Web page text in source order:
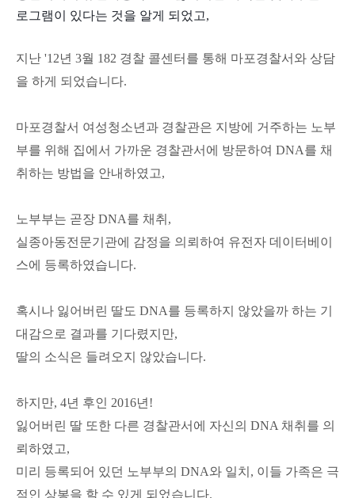
로그램이 있다는 것을 알게 되었고,
지난 '12년 3월 182 경찰 콜센터를 통해 마포경찰서와 상담
을 하게 되었습니다.
마포경찰서 여성청소년과 경찰관은 지방에 거주하는 노부
부를 위해 집에서 가까운 경찰관서에 방문하여 DNA를 채
취하는 방법을 안내하였고,
노부부는 곧장 DNA를 채취 ,
실종아동전문기관에 감정을 의뢰하여 유전자 데이터베이
스에 등록하였습니다.
혹시나 잃어버린 딸도 DNA를 등록하지 않았을까 하는 기
대감으로 결과를 기다렸지만,
딸의 소식은 들려오지 않았습니다.
하지만, 4년 후인 2016년!
잃어버린 딸 또한 다른 경찰관서에 자신의 DNA 채취를 의
뢰하였고,
미리 등록되어 있던 노부부의 DNA와 일치 , 이들 가족은 극
적인 상봉을 할 수 있게 되었습니다.